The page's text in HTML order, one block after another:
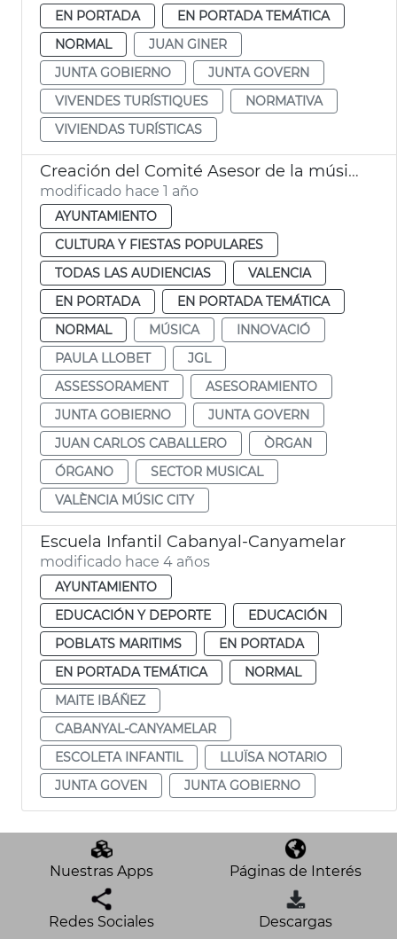
EN PORTADA
EN PORTADA TEMÁTICA
NORMAL
JUAN GINER
JUNTA GOBIERNO
JUNTA GOVERN
VIVENDES TURÍSTIQUES
NORMATIVA
VIVIENDAS TURÍSTICAS
Creación del Comité Asesor de la música de València
modificado hace 1 año
AYUNTAMIENTO
CULTURA Y FIESTAS POPULARES
TODAS LAS AUDIENCIAS
VALENCIA
EN PORTADA
EN PORTADA TEMÁTICA
NORMAL
MÚSICA
INNOVACIÓ
PAULA LLOBET
JGL
ASSESSORAMENT
ASESORAMIENTO
JUNTA GOBIERNO
JUNTA GOVERN
JUAN CARLOS CABALLERO
ÒRGAN
ÓRGANO
SECTOR MUSICAL
VALÈNCIA MÚSIC CITY
Escuela Infantil Cabanyal-Canyamelar
modificado hace 4 años
AYUNTAMIENTO
EDUCACIÓN Y DEPORTE
EDUCACIÓN
POBLATS MARITIMS
EN PORTADA
EN PORTADA TEMÁTICA
NORMAL
MAITE IBÁÑEZ
CABANYAL-CANYAMELAR
ESCOLETA INFANTIL
LLUÏSA NOTARIO
JUNTA GOVEN
JUNTA GOBIERNO
Nuestras Apps Páginas de Interés
Redes Sociales Descargas